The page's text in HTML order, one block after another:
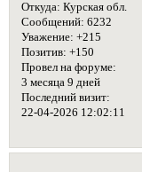
Откуда: Курская обл.
Сообщений: 6232
Уважение: +215
Позитив: +150
Провел на форуме:
3 месяца 9 дней
Последний визит:
22-04-2026 12:02:11